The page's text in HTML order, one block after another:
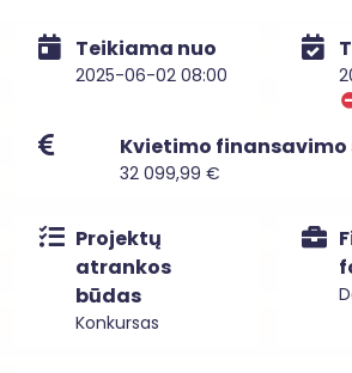
Teikiama nuo
2025-06-02 08:00
Kvietimo finansavimo
32 099,99 €
Projektų
atrankos
būdas
Konkursas